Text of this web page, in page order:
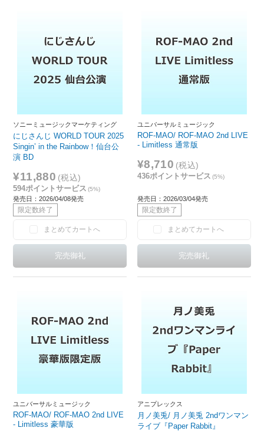
ソニーミュージックマーケティング
にじさんじ WORLD TOUR 2025
Singin’ in the Rainbow！仙台公
演 BD
¥11,880 (税込)
594ポイントサービス (5%)
発売日：2026/04/08発売
限定数終了
まとめてカートへ
ユニバーサルミュージック
ROF-MAO/ ROF-MAO 2nd LIVE
- Limitless 通常版
¥8,710 (税込)
436ポイントサービス (5%)
発売日：2026/03/04発売
限定数終了
まとめてカートへ
ユニバーサルミュージック
ROF-MAO/ ROF-MAO 2nd LIVE
- Limitless 豪華版
アニプレックス
月ノ美兎/ 月ノ美兎 2ndワンマン
ライブ『Paper Rabbit』